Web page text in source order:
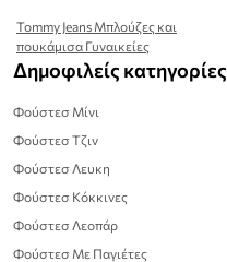
Tommy Jeans Μπλούζες και
πουκάμισα Γυναικείες
Δημοφιλείς κατηγορίες
Φούστεσ Μίνι
Φούστεσ Τζιν
Φούστεσ Λευκη
Φούστεσ Κόκκινες
Φούστεσ Λεοπάρ
Φούστεσ Με Παγιέτες